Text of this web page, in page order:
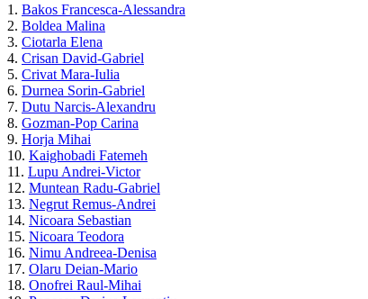
1. Bakos Francesca-Alessandra
2. Boldea Malina
3. Ciotarla Elena
4. Crisan David-Gabriel
5. Crivat Mara-Iulia
6. Durnea Sorin-Gabriel
7. Dutu Narcis-Alexandru
8. Gozman-Pop Carina
9. Horja Mihai
10. Kaighobadi Fatemeh
11. Lupu Andrei-Victor
12. Muntean Radu-Gabriel
13. Negrut Remus-Andrei
14. Nicoara Sebastian
15. Nicoara Teodora
16. Nimu Andreea-Denisa
17. Olaru Deian-Mario
18. Onofrei Raul-Mihai